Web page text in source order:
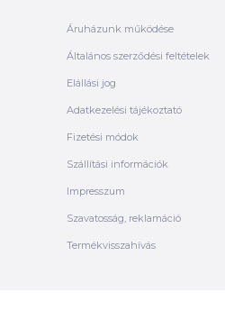
Áruházunk működése
Általános szerződési feltételek
Elállási jog
Adatkezelési tájékoztató
Fizetési módok
Szállítási információk
Impresszum
Szavatosság, reklamáció
Termékvisszahívás